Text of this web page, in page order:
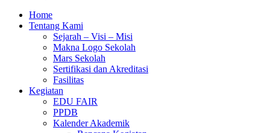
Home
Tentang Kami
Sejarah – Visi – Misi
Makna Logo Sekolah
Mars Sekolah
Sertifikasi dan Akreditasi
Fasilitas
Kegiatan
EDU FAIR
PPDB
Kalender Akademik